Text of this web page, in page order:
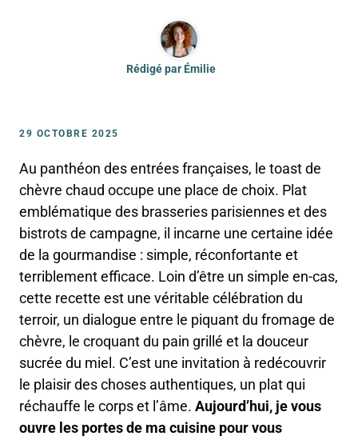
Rédigé par Émilie
29 OCTOBRE 2025
Au panthéon des entrées françaises, le toast de
chèvre chaud occupe une place de choix. Plat
emblématique des brasseries parisiennes et des
bistrots de campagne, il incarne une certaine idée
de la gourmandise : simple, réconfortante et
terriblement efficace. Loin d’être un simple en-cas,
cette recette est une véritable célébration du
terroir, un dialogue entre le piquant du fromage de
chèvre, le croquant du pain grillé et la douceur
sucrée du miel. C’est une invitation à redécouvrir
le plaisir des choses authentiques, un plat qui
réchauffe le corps et l’âme. Aujourd’hui, je vous
ouvre les portes de ma cuisine pour vous